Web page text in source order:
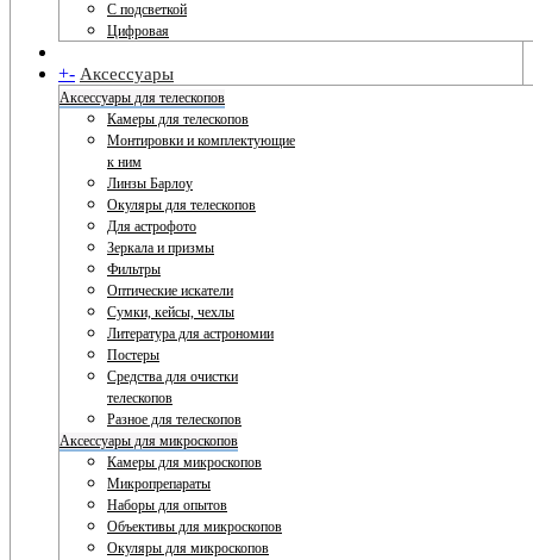
С подсветкой
Цифровая
+- Аксессуары
Аксессуары для телескопов
Камеры для телескопов
Монтировки и комплектующие
к ним
Линзы Барлоу
Окуляры для телескопов
Для астрофото
Зеркала и призмы
Фильтры
Оптические искатели
Сумки, кейсы, чехлы
Литература для астрономии
Постеры
Средства для очистки
телескопов
Разное для телескопов
Аксессуары для микроскопов
Камеры для микроскопов
Микропрепараты
Наборы для опытов
Объективы для микроскопов
Окуляры для микроскопов